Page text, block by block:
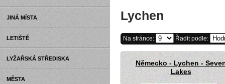
Lychen
Na stránce: Řadit podle:
Německo - Lychen -
Lakes
JINÁ MÍSTA
LETIŠTĚ
LYŽAŘSKÁ STŘEDISKA
MĚSTA